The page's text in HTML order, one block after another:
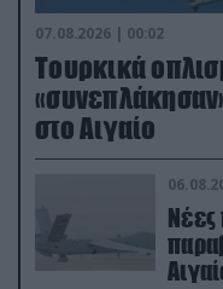
07.08.2026 | 00:02
Τουρκικά
στο Αιγαίο
Νέες